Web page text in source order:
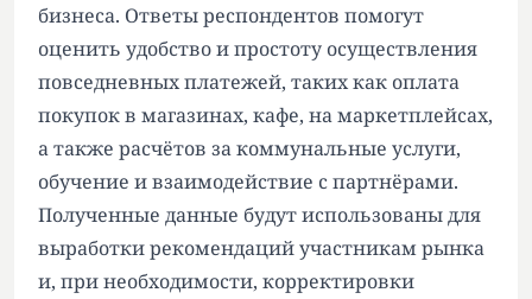
бизнеса. Ответы респондентов помогут
оценить удобство и простоту осуществления
повседневных платежей, таких как оплата
покупок в магазинах, кафе, на маркетплейсах,
а также расчётов за коммунальные услуги,
обучение и взаимодействие с партнёрами.
Полученные данные будут использованы для
выработки рекомендаций участникам рынка
и, при необходимости, корректировки